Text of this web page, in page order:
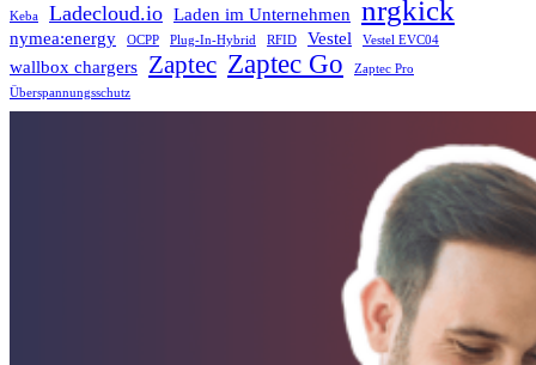
Keba Ladecloud.io Laden im Unternehmen nrgkick
nymea:energy OCPP Plug-In-Hybrid RFID Vestel Vestel EVC04
wallbox chargers Zaptec Zaptec Go
Zaptec Pro
Überspannungsschutz